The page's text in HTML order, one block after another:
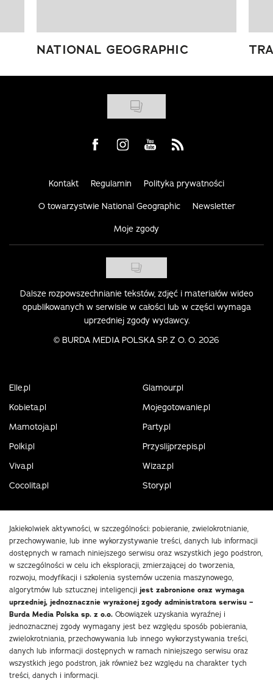
NATIONAL GEOGRAPHIC
Visit us on Facebook
Visit us on Instagram
Visit us on Youtube
Visit us on Rss
Kontakt Regulamin Polityka prywatności
O towarzystwie National Geographic Newsletter
Moje zgody
Dalsze rozpowszechnianie tekstów, zdjęć i materiałów wideo
opublikowanych w serwisie w całości lub w części wymaga
uprzedniej zgody wydawcy.
© BURDA MEDIA POLSKA SP. Z O. O. 2026
Elle.pl
Glamour.pl
Kobieta.pl
Mojegotowanie.pl
Mamotoja.pl
Party.pl
Polki.pl
Przyslijprzepis.pl
Viva.pl
Wizaz.pl
Cocolita.pl
Story.pl
Jakiekolwiek aktywności, w szczególności: pobieranie, zwielokrotnianie,
przechowywanie, lub inne wykorzystywanie treści, danych lub informacji
dostępnych w ramach niniejszego serwisu oraz wszystkich jego podstron,
w szczególności w celu ich eksploracji, zmierzającej do tworzenia,
rozwoju, modyfikacji i szkolenia systemów uczenia maszynowego,
algorytmów lub sztucznej inteligencji jest zabronione oraz wymaga
uprzedniej, jednoznacznie wyrażonej zgody administratora serwisu –
Burda Media Polska sp. z o.o. Obowiązek uzyskania wyraźnej i
jednoznacznej zgody wymagany jest bez względu sposób pobierania,
zwielokrotniania, przechowywania lub innego wykorzystywania treści,
danych lub informacji dostępnych w ramach niniejszego serwisu oraz
wszystkich jego podstron, jak również bez względu na charakter tych
treści, danych i informacji.